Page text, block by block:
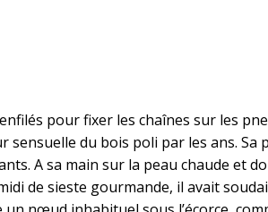
pour fixer les chaînes sur les
sensuelle du bois poli par les ans.
A sa main sur la peau chaude et
de sieste gourmande, il avait